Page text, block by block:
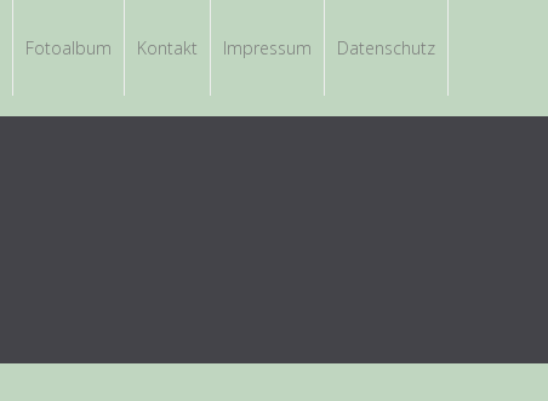
Fotoalbum Kontakt Impressum Datenschutz